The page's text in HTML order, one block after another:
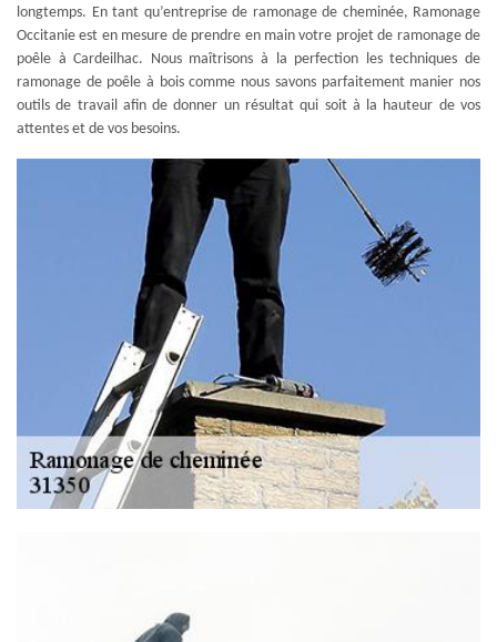
longtemps. En tant qu’entreprise de ramonage de cheminée, Ramonage
Occitanie est en mesure de prendre en main votre projet de ramonage de
poêle à Cardeilhac. Nous maîtrisons à la perfection les techniques de
ramonage de poêle à bois comme nous savons parfaitement manier nos
outils de travail afin de donner un résultat qui soit à la hauteur de vos
attentes et de vos besoins.